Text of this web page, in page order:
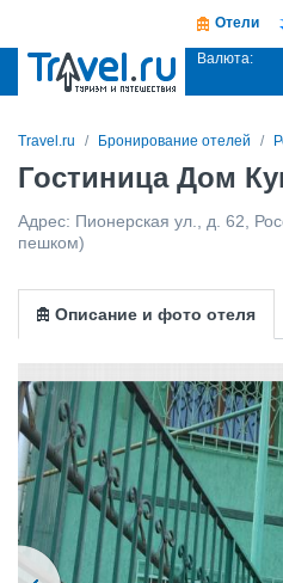
Отели
Валюта:
Travel.ru Бронирование отелей
Гостиница Дом
Адрес: Пионерская ул., д. 62
пешком)
Описание и фото отеля